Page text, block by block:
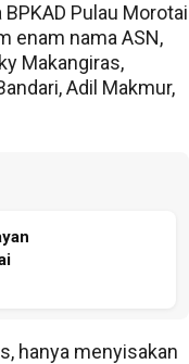
Pulau Morotai
enam nama ASN,
Makangiras,
Adil Makmur,
hanya menyisakan